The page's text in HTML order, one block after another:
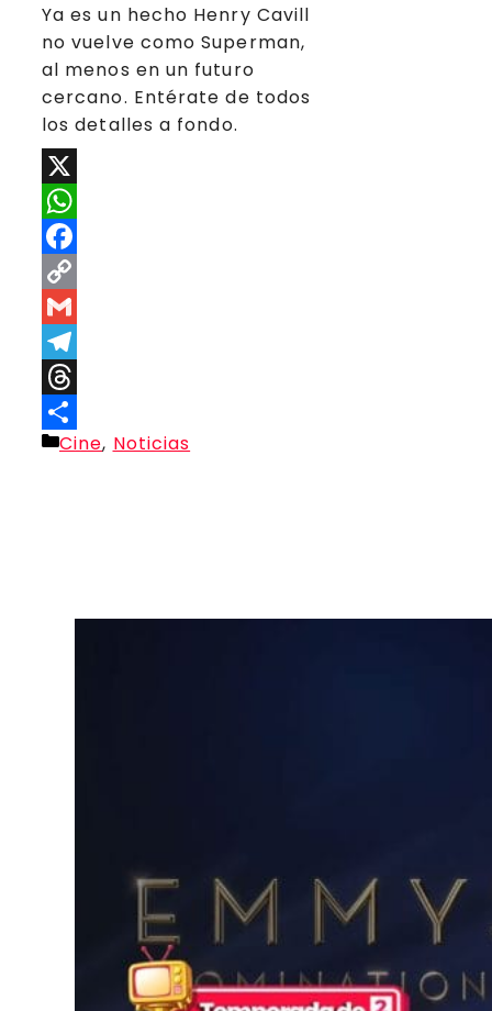
Ya es un hecho Henry Cavill
no vuelve como Superman,
al menos en un futuro
cercano. Entérate de todos
los detalles a fondo.
X
WhatsApp
Facebook
Copy
Link
Gmail
Telegram
Threads
Compartir
Categorías
Cine, Noticias